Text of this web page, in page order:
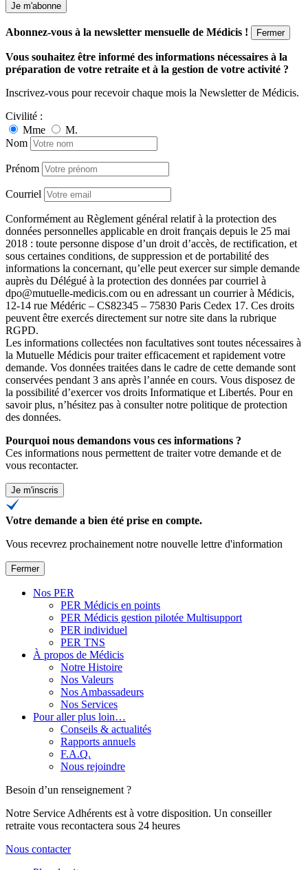
Je m'abonne
Abonnez-vous à la newsletter mensuelle de Médicis ! Fermer
Vous souhaitez être informé des informations nécessaires à la
préparation de votre retraite et à la gestion de votre activité ?
Inscrivez-vous pour recevoir chaque mois la Newsletter de Médicis.
Civilité :
Mme
M.
Nom
Prénom
Courriel
Conformément au Règlement général relatif à la protection des
données personnelles applicable en droit français depuis le 25 mai
2018 : toute personne dispose d’un droit d’accès, de rectification, et
sous certaines conditions, de suppression et de portabilité des
informations la concernant, qu’elle peut exercer sur simple demande
auprès du Délégué à la protection des données par courriel à
dpo@mutuelle-medicis.com ou en adressant un courrier à Médicis,
12-14 rue Médéric – CS82345 – 75830 Paris Cedex 17. Ces droits
peuvent être exercés directement sur notre site dans la rubrique
RGPD.
Les informations collectées non facultatives sont toutes nécessaires à
la Mutuelle Médicis pour traiter efficacement et rapidement votre
demande. Vos données traitées dans le cadre de cette demande sont
conservées pendant 3 ans après l’année en cours. Vous disposez de
la possibilité d’exercer vos droits Informatique et Libertés. Pour en
savoir plus, n’hésitez pas à consulternotre politique de protection
des données.
Pourquoi nous demandons vous ces informations ?
Ces informations nous permettent de traiter votre demande et de
vous recontacter.
Je m'inscris
Votre demande a bien été prise en compte.
Vous recevrez prochainement notre nouvelle lettre d'information
Fermer
Nos PER
PER Médicis en points
PER Médicis gestion pilotée Multisupport
PER individuel
PER TNS
À propos de Médicis
Notre Histoire
Nos Valeurs
Nos Ambassadeurs
Nos Services
Pour aller plus loin…
Conseils & actualités
Rapports annuels
F.A.Q.
Nous rejoindre
Besoin d’un renseignement ?
Notre Service Adhérents est à votre disposition. Un conseiller
retraite vous recontactera sous 24 heures
Nous contacter